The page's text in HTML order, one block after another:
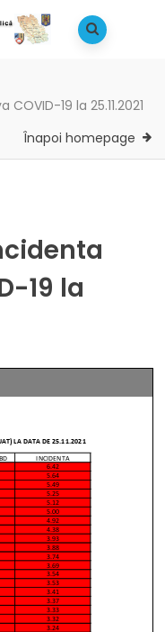
19 la 25.11.2021
Înapoi homepage
19 la